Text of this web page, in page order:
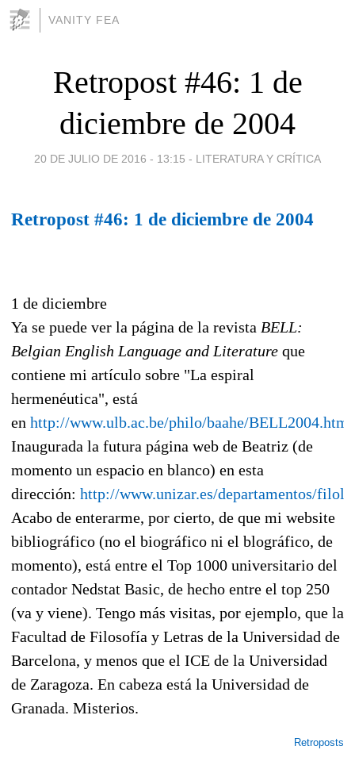
VANITY FEA
Retropost #46: 1 de
diciembre de 2004
20 DE JULIO DE 2016 - 13:15 - LITERATURA Y CRÍTICA
Retropost #46: 1 de diciembre de 2004
1 de diciembre
Ya se puede ver la página de la revista BELL:
Belgian English Language and Literature que
contiene mi artículo sobre "La espiral
hermenéutica", está
en http://www.ulb.ac.be/philo/baahe/BELL2004.html
Inaugurada la futura página web de Beatriz (de
momento un espacio en blanco) en esta
dirección: http://www.unizar.es/departamentos/
Acabo de enterarme, por cierto, de que mi website
bibliográfico (no el biográfico ni el blográfico, de
momento), está entre el Top 1000 universitario del
contador Nedstat Basic, de hecho entre el top 250
(va y viene). Tengo más visitas, por ejemplo, que la
Facultad de Filosofía y Letras de la Universidad de
Barcelona, y menos que el ICE de la Universidad
de Zaragoza. En cabeza está la Universidad de
Granada. Misterios.
Retroposts